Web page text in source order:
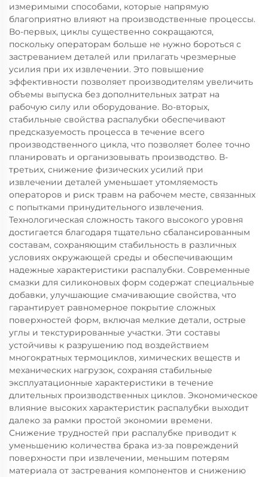
измеримыми способами, которые напрямую
благоприятно влияют на производственные процессы.
Во-первых, циклы существенно сокращаются,
поскольку операторам больше не нужно бороться с
застреванием деталей или прилагать чрезмерные
усилия при их извлечении. Это повышение
эффективности позволяет производителям увеличить
объемы выпуска без дополнительных затрат на
рабочую силу или оборудование. Во-вторых,
стабильные свойства распалубки обеспечивают
предсказуемость процесса в течение всего
производственного цикла, что позволяет более точно
планировать и организовывать производство. В-
третьих, снижение физических усилий при
извлечении деталей уменьшает утомляемость
операторов и риск травм на рабочем месте, связанных
с попытками принудительного извлечения.
Технологическая сложность такого высокого уровня
достигается благодаря тщательно сбалансированным
составам, сохраняющим стабильность в различных
условиях окружающей среды и обеспечивающим
надежные характеристики распалубки. Современные
смазки для силиконовых форм содержат специальные
добавки, улучшающие смачивающие свойства, что
гарантирует равномерное покрытие сложных
поверхностей форм, включая мелкие детали, острые
углы и текстурированные участки. Эти составы
устойчивы к разрушению под воздействием
многократных термоциклов, химических веществ и
механических нагрузок, сохраняя стабильные
эксплуатационные характеристики в течение
длительных производственных циклов. Экономическое
влияние высоких характеристик распалубки выходит
далеко за рамки простой экономии времени.
Снижение трудностей при распалубке приводит к
уменьшению количества брака из-за повреждений
поверхности при извлечении, меньшим потерям
материала от застревания компонентов и снижению